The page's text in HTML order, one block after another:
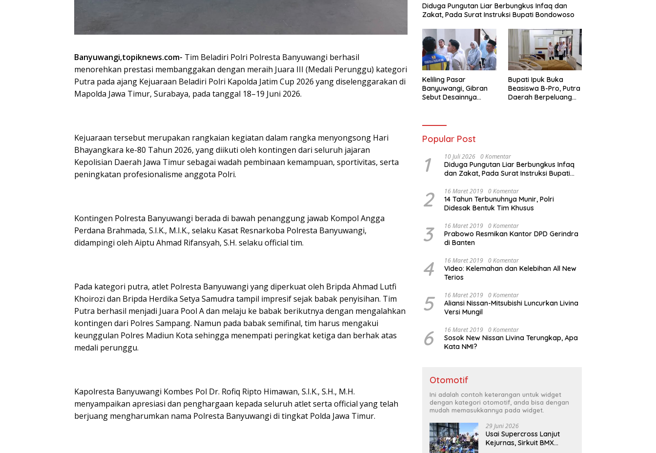
Banyuwangi,topiknews.com- Tim Beladiri Polri Polresta Banyuwangi berhasil
menorehkan prestasi membanggakan dengan meraih Juara III (Medali Perunggu) kategori
Putra pada ajang Kejuaraan Beladiri Polri Kapolda Jatim Cup 2026 yang diselenggarakan di
Mapolda Jawa Timur, Surabaya, pada tanggal 18–19 Juni 2026.
Kejuaraan tersebut merupakan rangkaian kegiatan dalam rangka menyongsong Hari
Bhayangkara ke-80 Tahun 2026, yang diikuti oleh kontingen dari seluruh jajaran
Kepolisian Daerah Jawa Timur sebagai wadah pembinaan kemampuan, sportivitas, serta
peningkatan profesionalisme anggota Polri.
Kontingen Polresta Banyuwangi berada di bawah penanggung jawab Kompol Angga
Perdana Brahmada, S.I.K., M.I.K., selaku Kasat Resnarkoba Polresta Banyuwangi,
didampingi oleh Aiptu Ahmad Rifansyah, S.H. selaku official tim.
Pada kategori putra, atlet Polresta Banyuwangi yang diperkuat oleh Bripda Ahmad Lutfi
Khoirozi dan Bripda Herdika Setya Samudra tampil impresif sejak babak penyisihan. Tim
Putra berhasil menjadi Juara Pool A dan melaju ke babak berikutnya dengan mengalahkan
kontingen dari Polres Sampang. Namun pada babak semifinal, tim harus mengakui
keunggulan Polres Madiun Kota sehingga menempati peringkat ketiga dan berhak atas
medali perunggu.
Kapolresta Banyuwangi Kombes Pol Dr. Rofiq Ripto Himawan, S.I.K., S.H., M.H.
menyampaikan apresiasi dan penghargaan kepada seluruh atlet serta official yang telah
berjuang mengharumkan nama Polresta Banyuwangi di tingkat Polda Jawa Timur.
Diduga Pungutan Liar Berbungkus Infaq dan
Zakat, Pada Surat Instruksi Bupati Bondowoso
Keliling Pasar
Banyuwangi, Gibran
Sebut Desainnya
Bupati Ipuk Buka
Beasiswa B-Pro, Putra
Daerah Berpeluang
Popular Post
1 10 Juli 2026 0 Komentar
Diduga Pungutan Liar Berbungkus Infaq
dan Zakat, Pada Surat Instruksi Bupati
2 16 Maret 2019 0 Komentar
14 Tahun Terbunuhnya Munir, Polri
Didesak Bentuk Tim Khusus
3 16 Maret 2019 0 Komentar
Prabowo Resmikan Kantor DPD Gerindra
di Banten
4 16 Maret 2019 0 Komentar
Video: Kelemahan dan Kelebihan All New
Terios
5 16 Maret 2019 0 Komentar
Aliansi Nissan-Mitsubishi Luncurkan Livina
Versi Mungil
6 16 Maret 2019 0 Komentar
Sosok New Nissan Livina Terungkap, Apa
Kata NMI?
Otomotif
Ini adalah contoh keterangan untuk widget
dengan kategori otomotif, anda bisa dengan
mudah memasukkannya pada widget.
29 Juni 2026
Usai Supercross Lanjut
Kejurnas, Sirkuit BMX